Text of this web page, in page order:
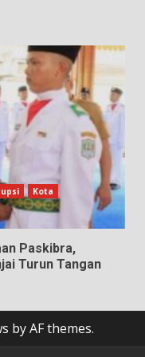
Kota
Paskibra,
Turun Tangan
by AF themes.